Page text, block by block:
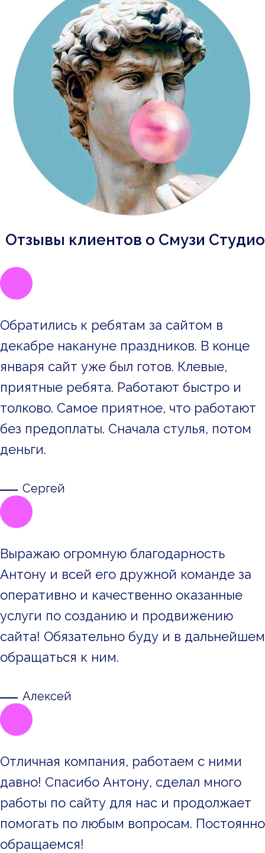
Отзывы клиентов о Смузи Студио
Обратились к ребятам за сайтом в
декабре накануне праздников. В конце
января сайт уже был готов. Клевые,
приятные ребята. Работают быстро и
толково. Самое приятное, что работают
без предоплаты. Сначала стулья, потом
деньги.
Сергей
Выражаю огромную благодарность
Антону и всей его дружной команде за
оперативно и качественно оказанные
услуги по созданию и продвижению
сайта! Обязательно буду и в дальнейшем
обращаться к ним.
Алексей
Отличная компания, работаем с ними
давно! Спасибо Антону, сделал много
работы по сайту для нас и продолжает
помогать по любым вопросам. Постоянно
обращаемся!